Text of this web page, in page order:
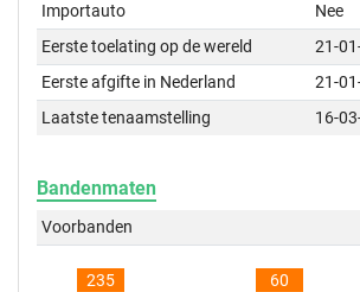
Importauto
Nee
Eerste toelating op de wereld
21-
Eerste afgifte in Nederland
21-
Laatste tenaamstelling
16-
Bandenmaten
Voorbanden
235 60